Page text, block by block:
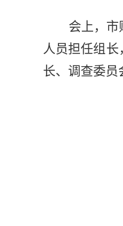
会上， 市
人员担任组长
长、调查委员